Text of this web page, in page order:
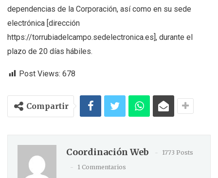
dependencias de la Corporación, así como en su sede
electrónica [dirección
https://torrubiadelcampo.sedelectronica.es], durante el
plazo de 20 días hábiles.
Post Views: 678
Compartir
Coordinación Web
1773 Posts
1 Commentarios